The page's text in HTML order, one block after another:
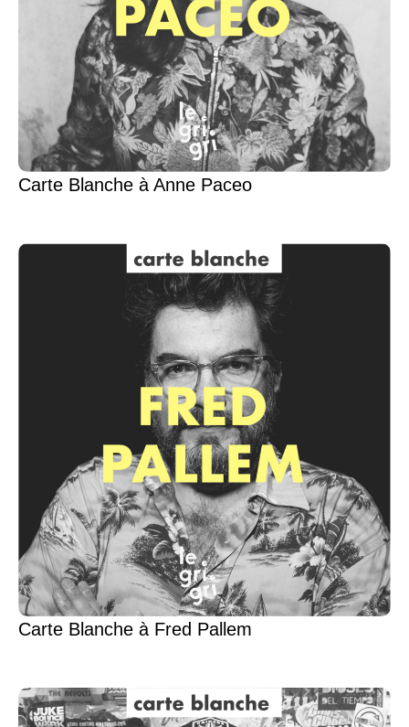
Carte Blanche à Anne Paceo
Carte Blanche à Fred Pallem